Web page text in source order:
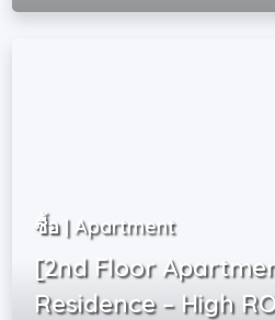
ซื้อ | Apartment
[2nd Floor
Residence – High